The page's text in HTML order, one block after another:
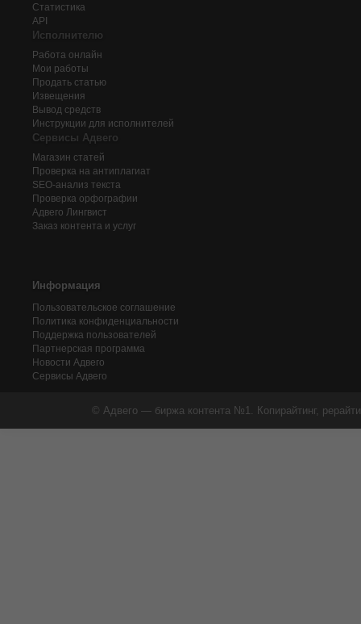
Статистика
API
Исполнителю
Работа онлайн
Мои работы
Продать статью
Извещения
Вывод средств
Инструкции для исполнителей
Сервисы Адвего
Магазин статей
Проверка на антиплагиат
SEO-анализ текста
Проверка орфографии
Адвего Лингвист
Заказ контента и услуг
Информация
Пользовательское соглашение
Политика конфиденциальности
Поддержка пользователей
Партнерская программа
Новости Адвего
Сервисы Адвего
© Адвего — биржа контента №1. Копирайтинг,